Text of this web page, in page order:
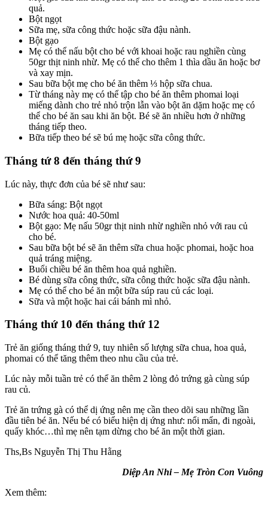
quả.
Bột ngọt
Sữa mẹ, sữa công thức hoặc sữa đậu nành.
Bột gạo
Mẹ có thể nấu bột cho bé với khoai hoặc rau nghiền cùng
50gr thịt ninh nhừ. Mẹ có thể cho thêm 1 thìa dầu ăn hoặc bơ
và xay mịn.
Sau bữa bột mẹ cho bé ăn thêm ⅓ hộp sữa chua.
Từ tháng này mẹ có thể tập cho bé ăn thêm phomai loại
miếng dành cho trẻ nhỏ trộn lẫn vào bột ăn dặm hoặc mẹ có
thể cho bé ăn sau khi ăn bột. Bé sẽ ăn nhiều hơn ở những
tháng tiếp theo.
Bữa tiếp theo bé sẽ bú mẹ hoặc sữa công thức.
Tháng tứ 8 đến tháng thứ 9
Lúc này, thực đơn của bé sẽ như sau:
Bữa sáng: Bột ngọt
Nước hoa quả: 40-50ml
Bột gạo: Mẹ nấu 50gr thịt ninh nhừ nghiền nhỏ với rau củ
cho bé.
Sau bữa bột bé sẽ ăn thêm sữa chua hoặc phomai, hoặc hoa
quả tráng miệng.
Buổi chiều bé ăn thêm hoa quả nghiền.
Bé dùng sữa công thức, sữa công thức hoặc sữa đậu nành.
Mẹ có thể cho bé ăn một bữa súp rau củ các loại.
Sữa và một hoặc hai cái bánh mì nhỏ.
Tháng thứ 10 đến tháng thứ 12
Trẻ ăn giống tháng thứ 9, tuy nhiên số lượng sữa chua, hoa quả,
phomai có thể tăng thêm theo nhu cầu của trẻ.
Lúc này mỗi tuần trẻ có thể ăn thêm 2 lòng đỏ trứng gà cùng súp
rau củ.
Trẻ ăn trứng gà có thể dị ứng nên mẹ cần theo dõi sau những lần
đầu tiên bé ăn. Nếu bé có biểu hiện dị ứng như: nổi mẩn, đi ngoài,
quấy khóc…thì mẹ nên tạm dừng cho bé ăn một thời gian.
Ths,Bs Nguyễn Thị Thu Hằng
Diệp An Nhi – Mẹ Tròn Con Vuông
Xem thêm: